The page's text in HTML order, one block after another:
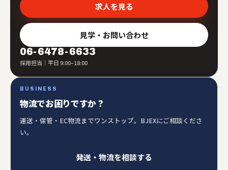
求人を見る
見学・お問い合わせ
06-6478-6633
採用担当｜平日 9:00–18:00
BUSINESS
物流でお困りですか？
運送・保管・EC物流までワンストップ。BJEXにご相談くださ
い。
発送・物流を相談する